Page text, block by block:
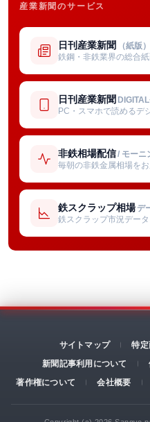
産業新聞のサービス
日刊産業新聞 （紙版）
鉄鋼・非鉄業界の総合
日刊産業新聞
PC・スマホで読めるデ
非鉄相場配信/ モーニ
毎朝の非鉄金属相場を
鉄スクラップ相場 デ
鉄スクラップ市況デー
サイトマップ
特
新聞記事利用について
著作権について
会社概要